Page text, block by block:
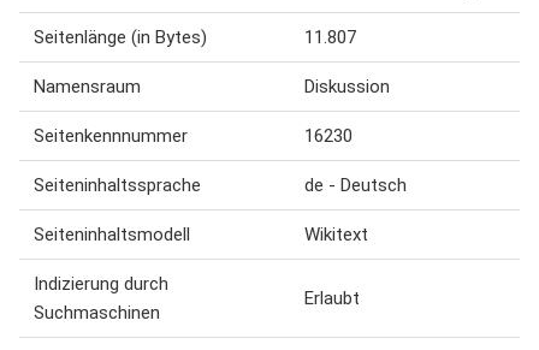
Seitenlänge (in Bytes) 11.807
Namensraum Diskussion
Seitenkennnummer 16230
Seiteninhaltssprache de - Deutsch
Seiteninhaltsmodell Wikitext
Indizierung durch
Suchmaschinen
Erlaubt